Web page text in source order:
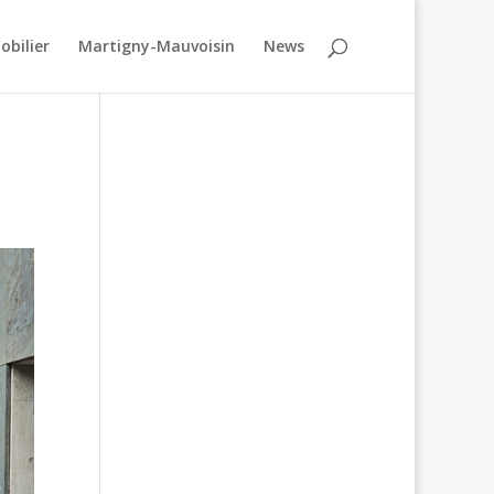
Martigny-Mauvoisin News